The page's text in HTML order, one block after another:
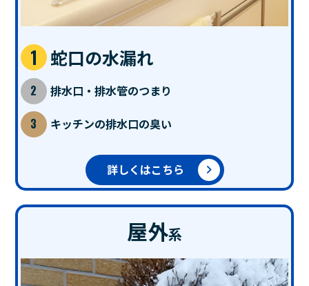
蛇口の水漏れ
排水口・排水管のつまり
キッチンの排水口の臭い
詳しくはこちら
屋外系